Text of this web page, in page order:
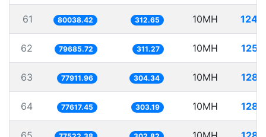
61 80038.42 312.65 10MH
62 79685.72 311.27 10MH
63 77911.96 304.34 10MH
64 77617.45 303.19 10MH